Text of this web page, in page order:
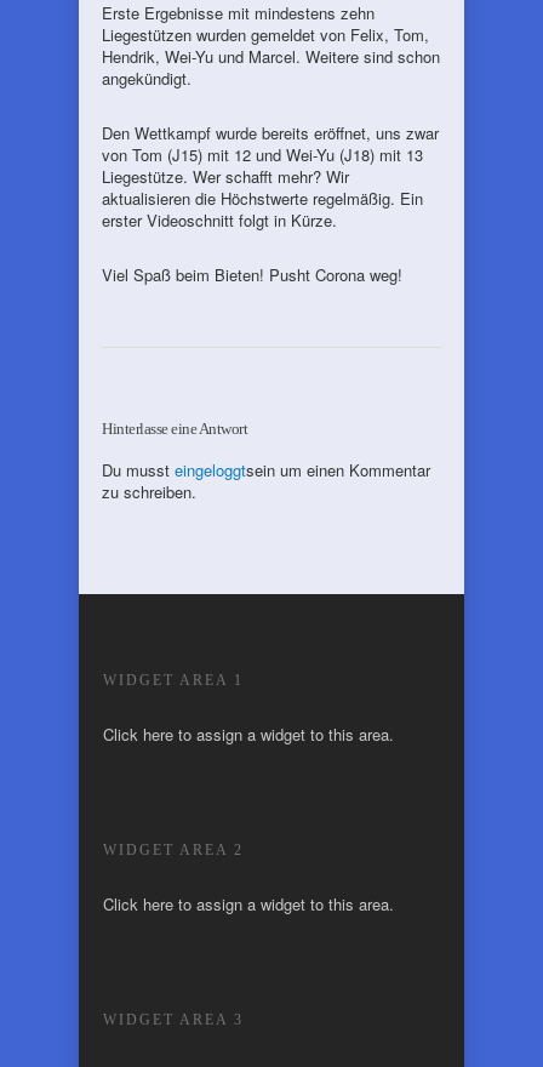
Erste Ergebnisse mit mindestens zehn
Liegestützen wurden gemeldet von Felix, Tom,
Hendrik, Wei-Yu und Marcel. Weitere sind schon
angekündigt.
Den Wettkampf wurde bereits eröffnet, uns zwar
von Tom (J15) mit 12 und Wei-Yu (J18) mit 13
Liegestütze. Wer schafft mehr? Wir
aktualisieren die Höchstwerte regelmäßig. Ein
erster Videoschnitt folgt in Kürze.
Viel Spaß beim Bieten! Pusht Corona weg!
Hinterlasse eine Antwort
Du musst eingeloggtsein um einen Kommentar
zu schreiben.
WIDGET AREA 1
Click here to assign a widget to this area.
WIDGET AREA 2
Click here to assign a widget to this area.
WIDGET AREA 3